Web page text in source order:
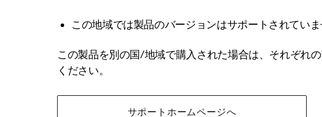
この地域では製品のバージョンはサポートされていま
この製品を別の国/地域で購入された場合は、それぞれ
ください。
サポートホームページへ